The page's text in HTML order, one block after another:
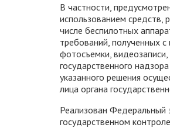
В частности,
использованием
числе беспилотных
требований, полученных
фотосъемки,
государственного
указанного решения
лица органа
Реализован
государственном